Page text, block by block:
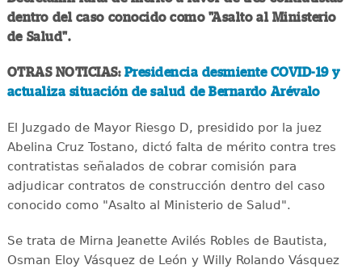
dentro del caso conocido como "Asalto al Ministerio
de Salud".
OTRAS NOTICIAS: Presidencia desmiente COVID-19 y
actualiza situación de salud de Bernardo Arévalo
El Juzgado de Mayor Riesgo D, presidido por la juez
Abelina Cruz Tostano, dictó falta de mérito contra tres
contratistas señalados de cobrar comisión para
adjudicar contratos de construcción dentro del caso
conocido como "Asalto al Ministerio de Salud".
Se trata de Mirna Jeanette Avilés Robles de Bautista,
Osman Eloy Vásquez de León y Willy Rolando Vásquez